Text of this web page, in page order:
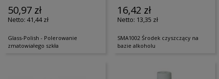
50,97 zł
41,44 zł
Glass-Polish - Polerowanie
zmatowiałego szkła
16,42 zł
13,35 zł
SMA1002 Środek czyszczący na
bazie alkoholu